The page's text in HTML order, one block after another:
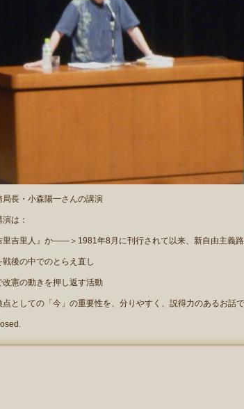
局長・小森陽一さんの講演
は：
吉里人』か――＞1981年8月に刊行されて以来、新自由主義
後の中でのとらえ直し
憲の動きを押し返す活動
としての「今」の重要性を、分りやすく、説得力のあるお話で